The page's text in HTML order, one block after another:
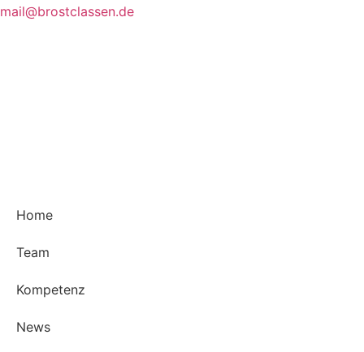
mail@brostclassen.de
Home
Team
Kompetenz
News